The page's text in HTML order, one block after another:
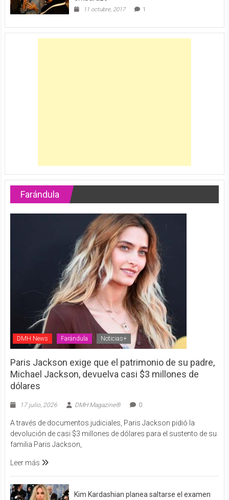
11 octubre, 2017 1
Farándula
DMH News Farándula Noticias+
Paris Jackson exige que el patrimonio de su padre,
Michael Jackson, devuelva casi $3 millones de
dólares
17 julio, 2026 DMH Magazine® 0
A través de documentos judiciales, Paris Jackson pidió la
devolución de casi $3 millones de dólares para el sustento de su
familia Paris Jackson,
Leer más
Kim Kardashian planea saltarse el examen